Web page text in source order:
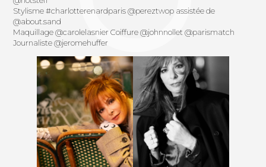
Stylisme#charlotterenardparis@pereztwop assistée de
@about.sand
Maquillage@carolelasnierCoiffure@johnnollet @parismatch
Journaliste@jeromehuffer